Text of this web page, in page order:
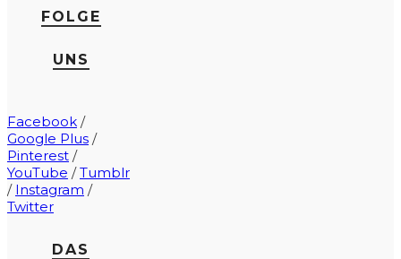
FOLGE
UNS
Facebook /
Google Plus /
Pinterest /
YouTube /Tumblr
/ Instagram /
Twitter
DAS